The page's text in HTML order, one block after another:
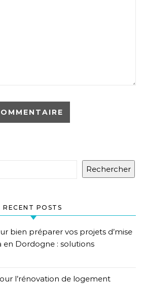
Rechercher
RECENT POSTS
bien préparer vos projets d’mise
en Dordogne : solutions
l’rénovation de logement